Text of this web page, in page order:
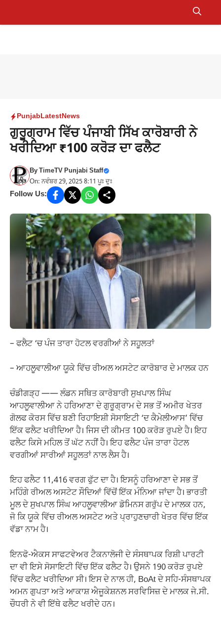
Menu
PunjabLatestNews
ਗੁਰੂਗ੍ਰਾਮ ਵਿੱਚ ਪੰਜਾਬੀ ਸਿੱਖ ਕਾਰੋਬਾਰੀ ਨੇ
ਖਰੀਦਿਆ ₹100 ਕਰੋੜ ਦਾ ਫਲੈਟ
ByTimeTV Punjabi Staff
On: ਨਵੰਬਰ 29, 2025 8:11 ਪੂਃ ਦੁਃ
Follow Us:
– ਫਲੈਟ ‘ਚ ਪੰਜ ਤਾਰਾ ਹੋਟਲ ਵਰਗੀਆਂ ਨੇ ਸਹੂਲਤਾਂ
– ਆਹਲੂਵਾਲੀਆ ਯੂਕੇ ਵਿੱਚ ਰੀਅਲ ਅਸਟੇਟ ਕਾਰੋਬਾਰ ਦੇ ਮਾਲਕ ਹਨ
ਚੰਡੀਗੜ੍ਹ —— ਲੰਡਨ ਸਥਿਤ ਕਾਰੋਬਾਰੀ ਸੁਖਪਾਲ ਸਿੰਘ
ਆਹਲੂਵਾਲੀਆ ਨੇ ਹਰਿਆਣਾ ਦੇ ਗੁਰੂਗ੍ਰਾਮ ਦੇ ਸਭ ਤੋਂ ਅਮੀਰ ਖੇਤਰ
ਗੋਲਫ ਕੋਰਸ ਵਿੱਚ ਬਣੀ ਰਿਹਾਇਸ਼ੀ ਸੋਸਾਇਟੀ ‘ਦ ਕੈਮੇਲੀਆਸ’ ਵਿੱਚ
ਇੱਕ ਫਲੈਟ ਖਰੀਦਿਆ ਹੈ। ਜਿਸ ਦੀ ਕੀਮਤ 100 ਕਰੋੜ ਰੁਪਏ ਹੈ। ਇਹ
ਫਲੈਟ ਕਿਸੇ ਮਹਿਲ ਤੋਂ ਘੱਟ ਨਹੀਂ ਹੈ। ਇਹ ਫਲੈਟ ਪੰਜ ਤਾਰਾ ਹੋਟਲ
ਵਰਗੀਆਂ ਸਾਰੀਆਂ ਸਹੂਲਤਾਂ ਨਾਲ ਲੈਸ ਹੈ।
ਇਹ ਫਲੈਟ 11,416 ਵਰਗ ਫੁੱਟ ਦਾ ਹੈ। ਇਸਨੂੰ ਹਰਿਆਣਾ ਦੇ ਸਭ ਤੋਂ
ਮਹਿੰਗੇ ਰੀਅਲ ਅਸਟੇਟ ਸੌਦਿਆਂ ਵਿੱਚੋਂ ਇੱਕ ਮੰਨਿਆ ਜਾਂਦਾ ਹੈ। ਭਾਰਤੀ
ਮੂਲ ਦੇ ਸੁਖਪਾਲ ਸਿੰਘ ਆਹਲੂਵਾਲੀਆ ਡੋਮਿਨਸ ਗਰੁੱਪ ਦੇ ਮਾਲਕ ਹਨ,
ਜੋ ਕਿ ਯੂਕੇ ਵਿੱਚ ਰੀਅਲ ਅਸਟੇਟ ਅਤੇ ਪ੍ਰਾਹੁਣਚਾਰੀ ਖੇਤਰ ਵਿੱਚ ਇੱਕ
ਵੱਡਾ ਨਾਮ ਹੈ।
ਇਨਫੋ-ਐਕਸ ਸਾਫਟਵੇਅਰ ਟੈਕਨਾਲੋਜੀ ਦੇ ਸੰਸਥਾਪਕ ਰਿਸ਼ੀ ਪਾਰਟੀ
ਦਾ ਵੀ ਇਸੇ ਸੋਸਾਇਟੀ ਵਿੱਚ ਇੱਕ ਫਲੈਟ ਹੈ। ਉਸਨੇ 190 ਕਰੋੜ ਰੁਪਏ
ਵਿੱਚ ਫਲੈਟ ਖਰੀਦਿਆ ਸੀ। ਇਸ ਦੇ ਨਾਲ ਹੀ, BoAt ਦੇ ਸਹਿ-ਸੰਸਥਾਪਕ
ਅਮਨ ਗੁਪਤਾ ਅਤੇ ਆਕਾਸ਼ ਐਜੂਕੇਸ਼ਨਲ ਸਰਵਿਸਿਜ਼ ਦੇ ਮਾਲਕ ਜੇ.ਸੀ.
ਚੌਧਰੀ ਨੇ ਵੀ ਇੱਥੇ ਫਲੈਟ ਖਰੀਦੇ ਹਨ।